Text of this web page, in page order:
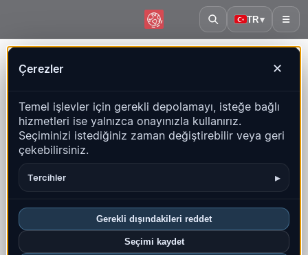
TR▾ ☰
Çerezler ✕
Temel işlevler için gerekli depolamayı, isteğe bağlı
hizmetleri ise yalnızca onayınızla kullanırız.
Seçiminizi istediğiniz zaman değiştirebilir veya geri
çekebilirsiniz.
Tercihler ▸
Gerekli dışındakileri reddet
Seçimi kaydet
Canlı harita, istatistikler ve son olaylar
Geçmiş haritasını aç Bu ülkedeki en yeniler
Genel bakış
Bu ayki depremler
0
En yeni UTC: 2025-05-24 21:23:59